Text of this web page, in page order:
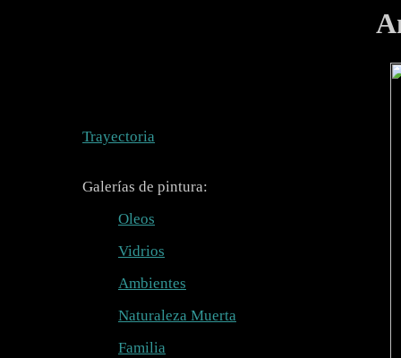
Trayectoria
Galerías de pintura:
Oleos
Vidrios
Ambientes
Naturaleza Muerta
Familia